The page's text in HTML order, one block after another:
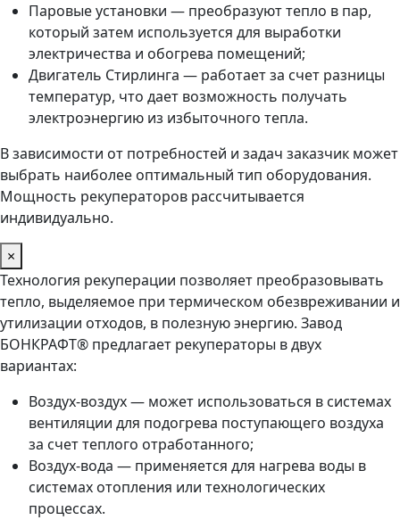
Паровые установки — преобразуют тепло в пар,
который затем используется для выработки
электричества и обогрева помещений;
Двигатель Стирлинга — работает за счет разницы
температур, что дает возможность получать
электроэнергию из избыточного тепла.
В зависимости от потребностей и задач заказчик может
выбрать наиболее оптимальный тип оборудования.
Мощность рекуператоров рассчитывается
индивидуально.
×
Технология рекуперации позволяет преобразовывать
тепло, выделяемое при термическом обезвреживании и
утилизации отходов, в полезную энергию. Завод
БОНКРАФТ® предлагает рекуператоры в двух
вариантах:
Воздух-воздух — может использоваться в системах
вентиляции для подогрева поступающего воздуха
за счет теплого отработанного;
Воздух-вода — применяется для нагрева воды в
системах отопления или технологических
процессах.